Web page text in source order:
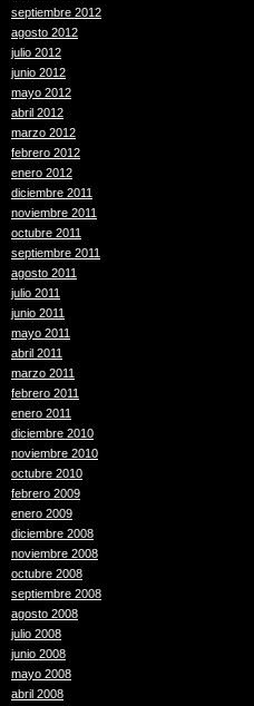
septiembre 2012
agosto 2012
julio 2012
junio 2012
mayo 2012
abril 2012
marzo 2012
febrero 2012
enero 2012
diciembre 2011
noviembre 2011
octubre 2011
septiembre 2011
agosto 2011
julio 2011
junio 2011
mayo 2011
abril 2011
marzo 2011
febrero 2011
enero 2011
diciembre 2010
noviembre 2010
octubre 2010
febrero 2009
enero 2009
diciembre 2008
noviembre 2008
octubre 2008
septiembre 2008
agosto 2008
julio 2008
junio 2008
mayo 2008
abril 2008